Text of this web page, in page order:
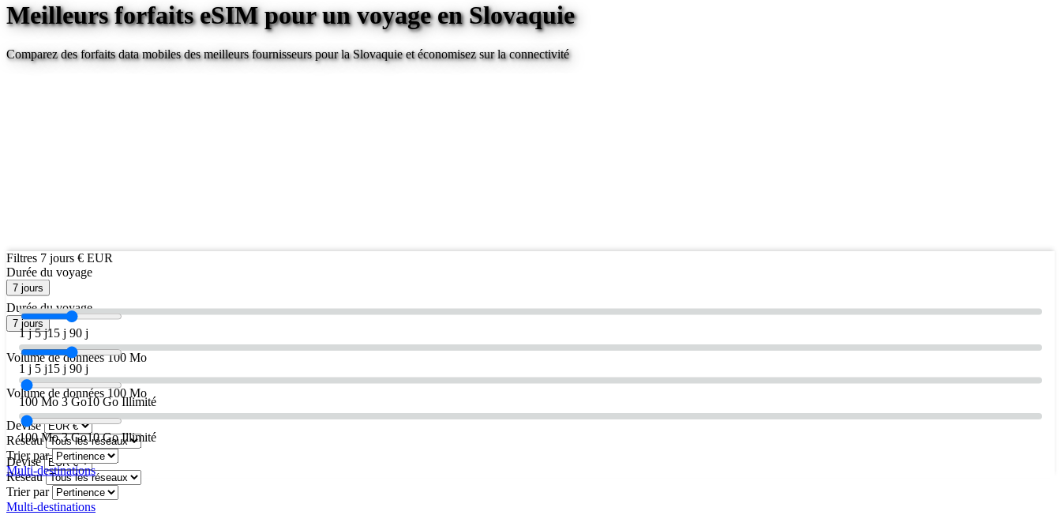
Meilleurs forfaits eSIM pour un voyageen Slovaquie
Comparez des forfaits data mobiles des meilleurs fournisseurs pourla Slovaquieet économisez sur la connectivité
Filtres 7 jours € EUR
Durée du voyage
7 jours
1 j 5 j15 j 90 j
Volume de données 100 Mo
100 Mo 3 Go10 Go Illimité
Devise
Réseau
Trier par
Multi-destinations
Durée du voyage
7 jours
1 j 5 j15 j 90 j
Volume de données 100 Mo
100 Mo 3 Go10 Go Illimité
Devise
Réseau
Trier par
Multi-destinations